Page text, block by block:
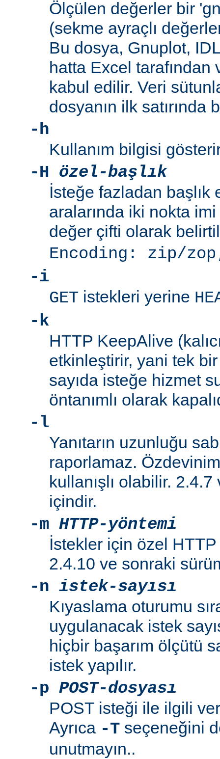
Ölçülen değerler bir
(sekme ayraçlı
Bu dosya, Gnuplot,
hatta Excel tarafından
kabul edilir. Veri
dosyanın ilk satırında
-h
Kullanım bilgisi
-H özel-başlık
İsteğe fazladan başlık
aralarında iki nokta
değer çifti olarak
Encoding: zip/
-i
GET istekleri yerine
-k
HTTP KeepAlive
etkinleştirir, yani tek
sayıda isteğe hizmet
öntanımlı olarak
-l
Yanıtarın uzunluğu
raporlamaz.
kullanışlı olabilir.
içindir.
-m HTTP-yöntemi
İstekler için özel
2.4.10 ve sonraki
-n istek-sayısı
Kıyaslama oturumu
uygulanacak istek
hiçbir başarım ölçütü
istek yapılır.
-p POST-dosyası
POST isteği ile ilgili
Ayrıca -T seçeneğini
unutmayın..